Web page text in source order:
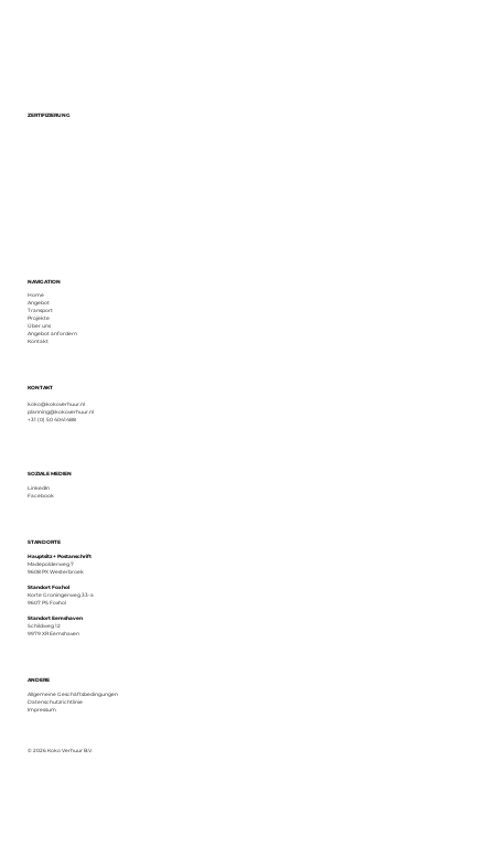
ZERTIFIZIERUNG
NAVIGATION
Home
Angebot
Transport
Projekte
Über uns
Angebot anfordern
Kontakt
STANDORTE
Hauptsitz + Postanschrift
Madepolderweg 7
9608 PX Westerbroek
Standort Foxhol
Korte Groningerweg 33-a
9607 PS Foxhol
Standort Eemshaven
Schildweg 12
9979 XR Eemshaven
KONTAKT
koko@kokoverhuur.nl
planning@kokoverhuur.nl
+31 (0) 50 4041488
SOZIALE MEDIEN
LinkedIn
Facebook
ANDERE
Allgemeine Geschäftsbedingungen
Datenschutzrichtlinie
Impressum
© 2026 Koko Verhuur B.V.